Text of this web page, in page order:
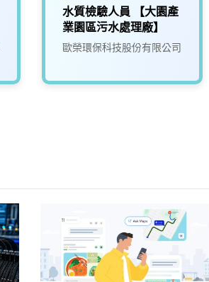
水質檢驗人員 【大園產
業園區污水處理廠】
歐榮環保科技股份有限公司